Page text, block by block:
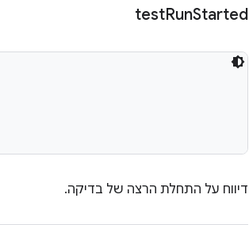
testRunStarted
דיווח על התחלת הרצה של בדיקה.